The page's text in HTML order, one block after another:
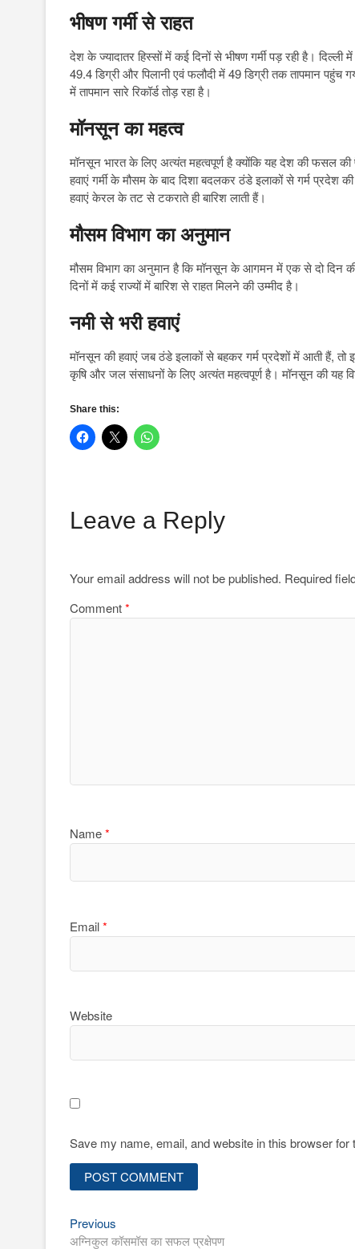
भीषण गर्मी से राहत
देश के ज्यादातर हिस्सों में कई दिनों से भीषण गर्मी पड़ रही है।
49.4 डिग्री और पिलानी एवं फलौदी में 49 डिग्री तक तापमान पहुंच
में तापमान सारे रिकॉर्ड तोड़ रहा है।
मॉनसून का महत्व
मॉनसून भारत के लिए अत्यंत महत्वपूर्ण है क्योंकि यह देश की फसल
हवाएं गर्मी के मौसम के बाद दिशा बदलकर ठंडे इलाकों से गर्म प्रदेश
हवाएं केरल के तट से टकराते ही बारिश लाती हैं।
मौसम विभाग का अनुमान
मौसम विभाग का अनुमान है कि मॉनसून के आगमन में एक से दो दिन
दिनों में कई राज्यों में बारिश से राहत मिलने की उम्मीद है।
नमी से भरी हवाएं
मॉनसून की हवाएं जब ठंडे इलाकों से बहकर गर्म प्रदेशों में आती हैं, तो
कृषि और जल संसाधनों के लिए अत्यंत महत्वपूर्ण है। मॉनसून की यह
Share this:
Leave a Reply
Your email address will not be published. Required
Comment*
Name*
Email*
Website
Save my name, email, and website in this browser for
Post
Previous
post:
अग्निकुल कॉसमॉस का सफल प्रक्षेपण